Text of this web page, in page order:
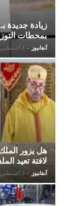
بمحطات
آنفانيوز - 3 أغسطس، 2026
هل يزور
لافتة تعيد
آنفانيوز - 3 أغسطس، 2026